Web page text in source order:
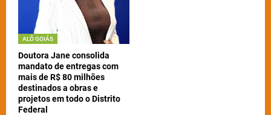
ALÔ GOIÁS
Doutora Jane consolida
mandato de entregas com
mais de R$ 80 milhões
destinados a obras e
projetos em todo o Distrito
Federal